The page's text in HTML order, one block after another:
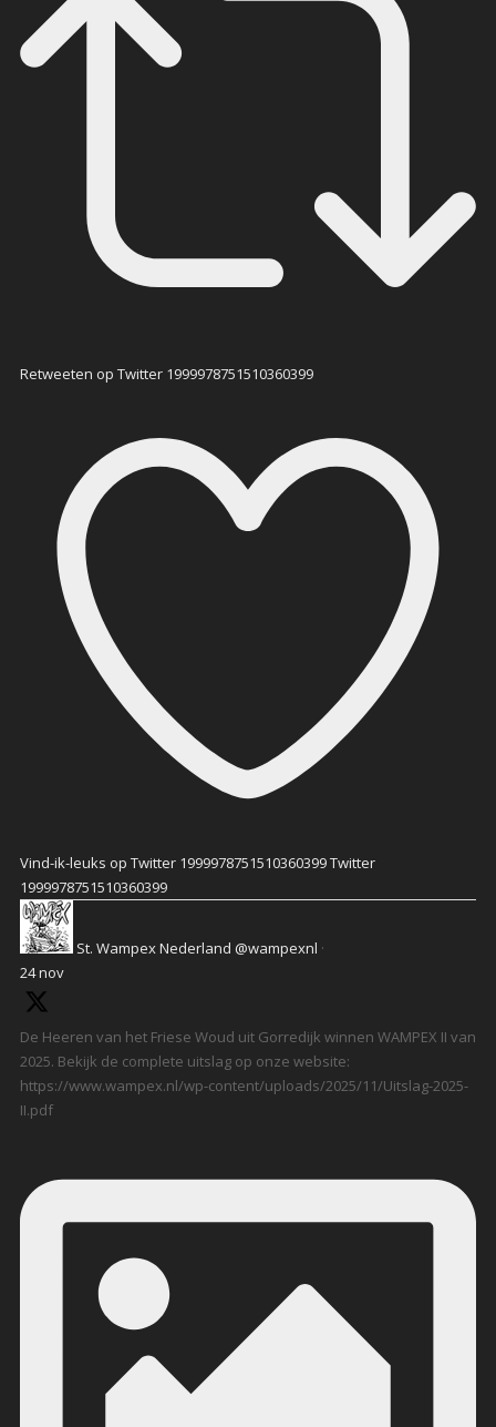
Retweeten op Twitter 1999978751510360399
Vind-ik-leuks op Twitter 1999978751510360399Twitter
1999978751510360399
St. Wampex Nederland @wampexnl ·
24 nov
De Heeren van het Friese Woud uit Gorredijk winnen WAMPEX II van
2025. Bekijk de complete uitslag op onze website:
https://www.wampex.nl/wp-content/uploads/2025/11/Uitslag-2025-
II.pdf